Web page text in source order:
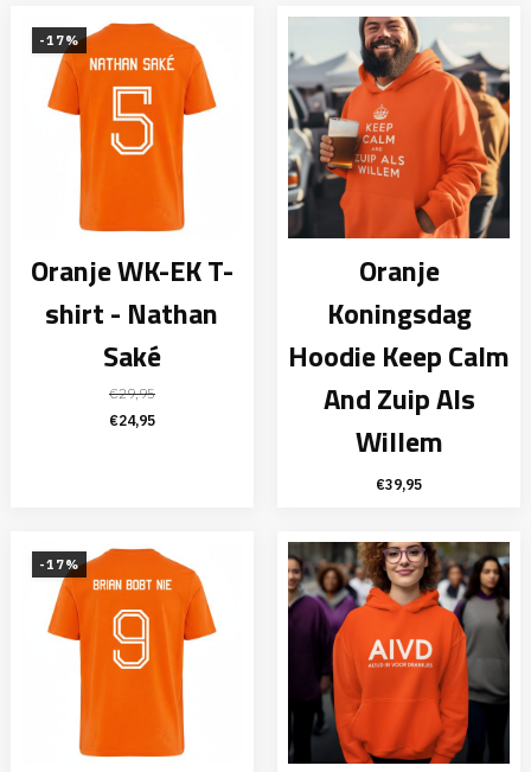
was:
€29,95.
is:
€24,95.
-17%
Oranje WK-EK T-
shirt - Nathan
Saké
€29,95
Oorspronkelijke
€24,95Huidige
Oranje
Koningsdag
Hoodie Keep Calm
And Zuip Als
Willem
€39,95
-17%